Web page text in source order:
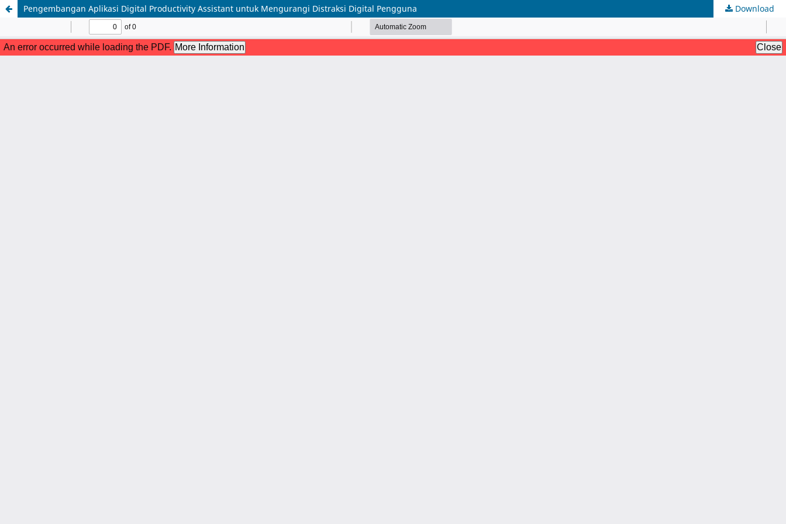
Pengembangan Aplikasi Digital Productivity Assistant untuk Mengurangi Distraksi Digital Pengguna Download